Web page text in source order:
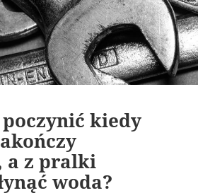
kiedy
a z pralki
woda?